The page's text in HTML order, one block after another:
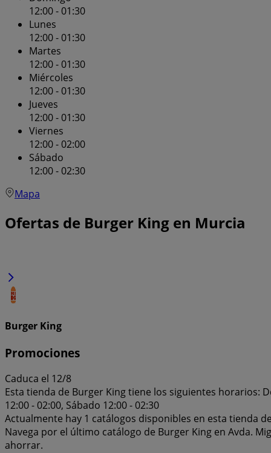
12:00 - 01:30
Lunes
12:00 - 01:30
Martes
12:00 - 01:30
Miércoles
12:00 - 01:30
Jueves
12:00 - 01:30
Viernes
12:00 - 02:00
Sábado
12:00 - 02:30
Mapa
Ofertas de Burger King en Murcia
Burger King
Promociones
Caduca el 12/8
Esta tienda de Burger King tiene los siguientes horarios:
12:00 - 02:00, Sábado 12:00 - 02:30
Actualmente hay 1 catálogos disponibles en esta tienda
Navega por el último catálogo de Burger King en Avda.
ahorrar.